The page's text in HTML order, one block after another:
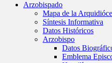
Arzobispado
Mapa de la
Síntesis Informativa
Datos Históricos
Arzobispo
Datos
Emblema